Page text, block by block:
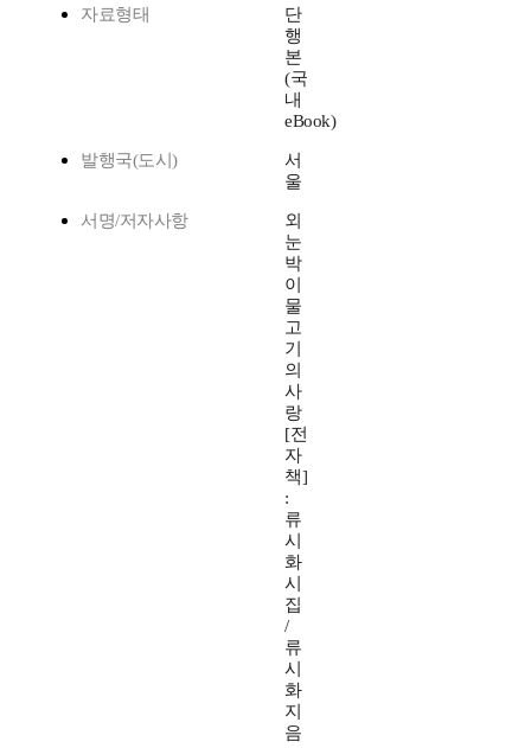
자료형태
단
행
본
(국
내
eBook)
발행국(도시)
서
울
서명/저자사항
외
눈
박
이
물
고
기
의
사
랑
[전
자
책]
:
류
시
화
시
집
/
류
시
화
지
음